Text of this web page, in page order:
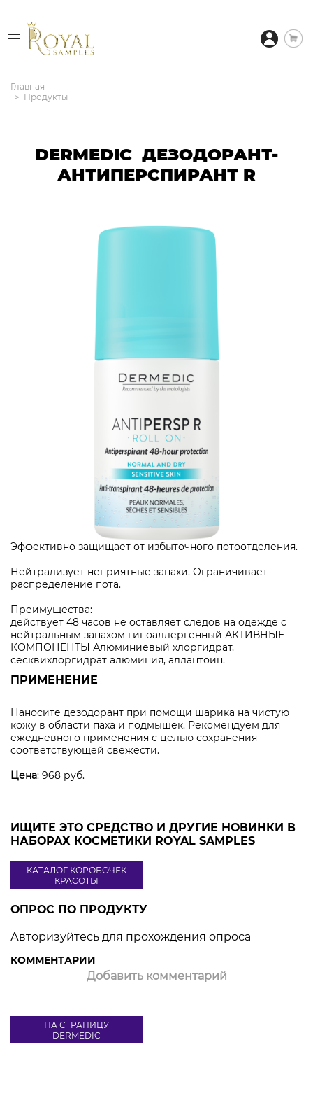
Главная
Продукты
DERMEDIC ДЕЗОДОРАНТ-
АНТИПЕРСПИРАНТ R
Эффективно защищает от избыточного потоотделения.
Нейтрализует неприятные запахи. Ограничивает
распределение пота.
Преимущества:
действует 48 часов не оставляет следов на одежде с
нейтральным запахом гипоаллергенный АКТИВНЫЕ
КОМПОНЕНТЫ Алюминиевый хлоргидрат,
сесквихлоргидрат алюминия, аллантоин.
ПРИМЕНЕНИЕ
Наносите дезодорант при помощи шарика на чистую
кожу в области паха и подмышек. Рекомендуем для
ежедневного применения с целью сохранения
соответствующей свежести.
Цена: 968 руб.
ИЩИТЕ ЭТО СРЕДСТВО И ДРУГИЕ НОВИНКИ В
НАБОРАХ КОСМЕТИКИ ROYAL SAMPLES
КАТАЛОГ КОРОБОЧЕК
КРАСОТЫ
ОПРОС ПО ПРОДУКТУ
Авторизуйтесь для прохождения опроса
КОММЕНТАРИИ
Добавить комментарий
НА СТРАНИЦУ
DERMEDIC